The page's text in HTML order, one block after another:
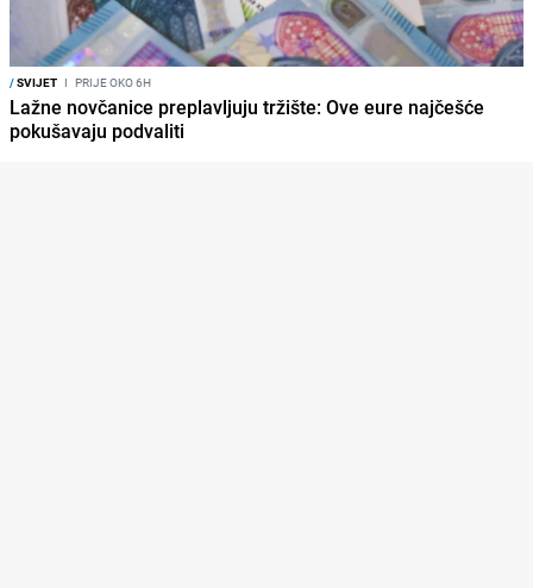
/SVIJET I PRIJE OKO 6H
Lažne novčanice preplavljuju tržište: Ove eure najčešće
pokušavaju podvaliti